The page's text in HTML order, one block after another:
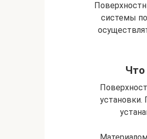
системы
Что
установки.